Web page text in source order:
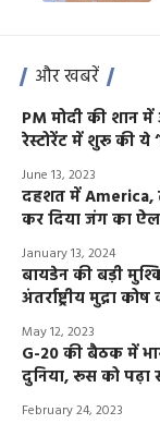
और खबरें
PM मोदी की शान
रेस्टोरेंट में शुरू की ये
June 13, 2023
दहशत में America,
कर दिया जंग का
January 13, 2024
बायडेन की बड़ी
अंतर्राष्ट्रीय मुद्रा
May 12, 2023
G-20 की बैठक में
दुनिया, रूस को
February 24, 2023